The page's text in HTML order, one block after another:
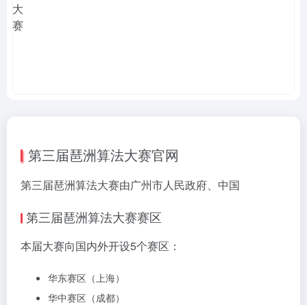
第三届琶洲算法大赛官网
第三届琶洲算法大赛由广州市人民政府、中国
第三届琶洲算法大赛赛区
本届大赛向国内外开设5个赛区：
华东赛区（上海）
华中赛区（成都）